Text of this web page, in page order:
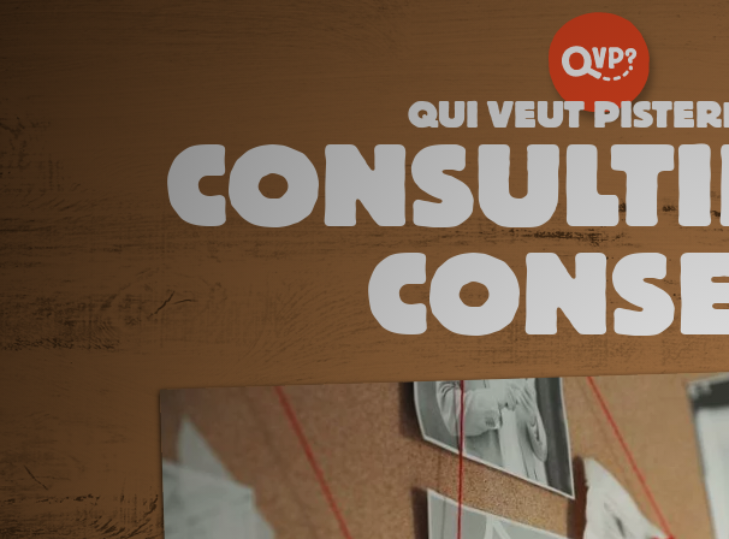
QUI VEUT PISTER